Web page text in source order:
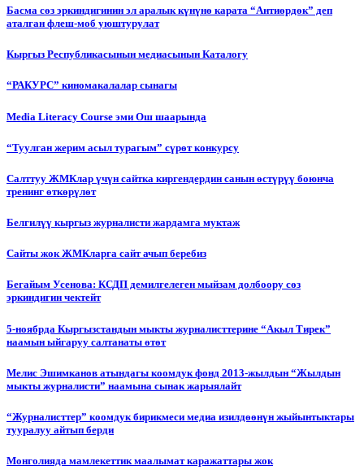
Басма сөз эркиндигинин эл аралык күнүнө карата “Антиөрдөк” деп
аталган флеш-моб уюштурулат
Кыргыз Республикасынын медиасынын Каталогу
“РАКУРС” киномакалалар сынагы
Media Literacy Сourse эми Ош шаарында
“Туулган жерим асыл турагым” сүрөт конкурсу
Салттуу ЖМКлар үчүн сайтка киргендердин санын өстүрүү боюнча
тренинг өткөрүлөт
Белгилүү кыргыз журналисти жардамга муктаж
Сайты жок ЖМКларга сайт ачып беребиз
Бегайым Усенова: КСДП демилгелеген мыйзам долбоору сөз
эркиндигин чектейт
5-ноябрда Кыргызстандын мыкты журналисттерине “Акыл Тирек”
наамын ыйгаруу салтанаты өтөт
Мелис Эшимканов атындагы коомдук фонд 2013-жылдын “Жылдын
мыкты журналисти” наамына сынак жарыялайт
“Журналисттер” коомдук бирикмеси медиа изилдөөнүн жыйынтыктары
тууралуу айтып берди
Монголияда мамлекеттик маалымат каражаттары жок